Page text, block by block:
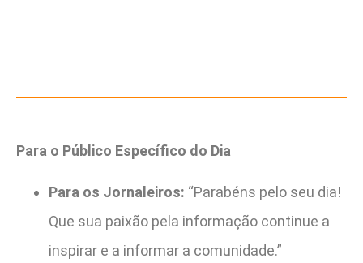
Para o Público Específico do Dia
Para os Jornaleiros: “Parabéns pelo seu dia!
Que sua paixão pela informação continue a
inspirar e a informar a comunidade.”